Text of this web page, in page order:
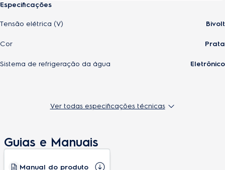
Especificações
Tensão elétrica (V) Bivolt
Cor Prata
Sistema de refrigeração da água Eletrônico
Este Produto inclui
Capacidade de resfriamento (L/h)
Armazenamento água gelada (L)
Ver todas especificações técnicas
Guias e Manuais
Manual do produto